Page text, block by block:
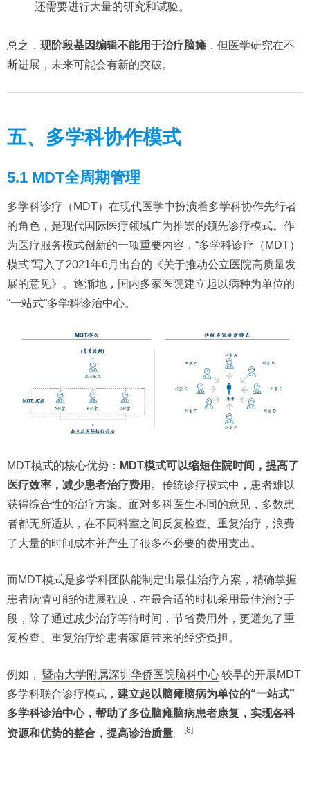
还需要进行大量的研究和试验。
总之， 现阶段基因编辑不能用于治疗脑瘫 ，但医学研究在不
断进展，未来可能会有新的突破。
五、多学科协作模式
5.1 MDT全周期管理
多学科诊疗（MDT）在现代医学中扮演着多学科协作先行者
的角色，是现代国际医疗领域广为推崇的领先诊疗模式。作
为医疗服务模式创新的一项重要内容，“多学科诊疗（MDT）
模式”写入了2021年6月出台的《关于推动公立医院高质量发
展的意见》。逐渐地，国内多家医院建立起以病种为单位的
“一站式”多学科诊治中心。
MDT模式的核心优势： MDT模式可以缩短住院时间，提高了
医疗效率，减少患者治疗费用 。传统诊疗模式中，患者难以
获得综合性的治疗方案。面对多科医生不同的意见，多数患
者都无所适从，在不同科室之间反复检查、重复治疗，浪费
了大量的时间成本并产生了很多不必要的费用支出。
而MDT模式是多学科团队能制定出最佳治疗方案，精确掌握
患者病情可能的进展程度，在最合适的时机采用最佳治疗手
段，除了通过减少治疗等待时间，节省费用外，更避免了重
复检查、重复治疗给患者家庭带来的经济负担。
例如， 暨南大学附属深圳华侨医院脑科中心较早的开展MDT
多学科联合诊疗模式， 建立起以脑瘫脑病为单位的“一站式”
多学科诊治中心，帮助了多位脑瘫脑病患者康复，实现各科
资源和优势的整合，提高诊治质量。 [8]